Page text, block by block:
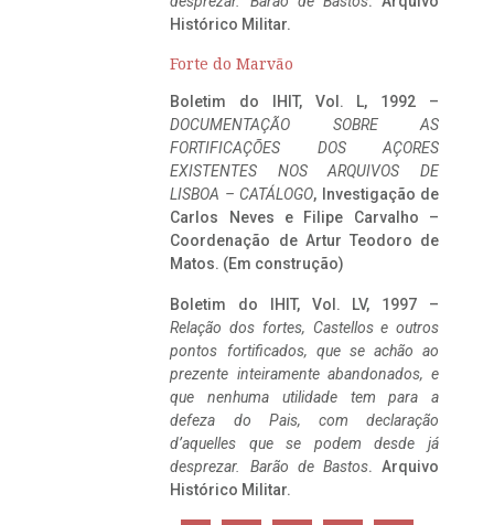
Histórico Militar.
Forte do Marvão
Boletim do IHIT, Vol. L, 1992 –
DOCUMENTAÇÃO SOBRE AS
FORTIFICAÇÕES DOS AÇORES
EXISTENTES NOS ARQUIVOS DE
LISBOA – CATÁLOGO, Investigação de
Carlos Neves e Filipe Carvalho –
Coordenação de Artur Teodoro de
Matos. (Em construção)
Boletim do IHIT, Vol. LV, 1997 –
Relação dos fortes, Castellos e outros
pontos fortificados, que se achão ao
prezente inteiramente abandonados, e
que nenhuma utilidade tem para a
defeza do Pais, com declaração
d’aquelles que se podem desde já
desprezar. Barão de Bastos. Arquivo
Histórico Militar.